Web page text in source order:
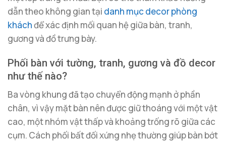
dẫn theo không gian tại danh mục decor phòng
kháchđể xác định mối quan hệ giữa bàn, tranh,
gương và đồ trưng bày.
Phối bàn với tường, tranh, gương và đồ decor
như thế nào?
Ba vòng khung đã tạo chuyển động mạnh ở phần
chân, vì vậy mặt bàn nên được giữ thoáng với một vật
cao, một nhóm vật thấp và khoảng trống rõ giữa các
cụm. Cách phối bất đối xứng nhẹ thường giúp bàn bớt